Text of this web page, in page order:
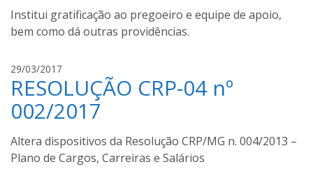
n
a
c
e
r
a
Institui gratificação ao pregoeiro e equipe de apoio,
bem como dá outras providências.
29/03/2017
u
c
i
n
a
RESOLUÇÃO CRP-04 nº
002/2017
Altera dispositivos da Resolução CRP/MG n. 004/2013 –
Plano de Cargos, Carreiras e Salários